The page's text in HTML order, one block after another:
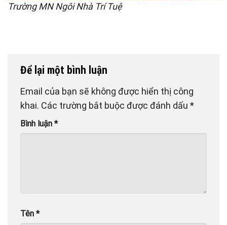
Trường MN Ngôi Nhà Trí Tuệ
Để lại một bình luận
Email của bạn sẽ không được hiển thị công
khai. Các trường bắt buộc được đánh dấu *
Bình luận *
Tên *